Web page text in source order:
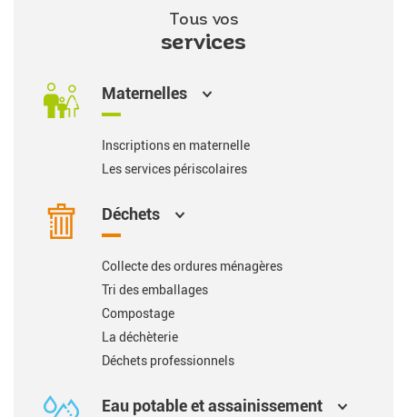
Tous vos
services
Maternelles
Inscriptions en maternelle
Les services périscolaires
Déchets
Collecte des ordures ménagères
Tri des emballages
Compostage
La déchèterie
Déchets professionnels
Eau potable et assainissement